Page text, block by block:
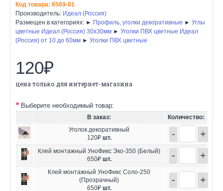
Код товара: 6569-01
Производитель: Идеал (Россия)
Размещен в категориях: ► Профиль, уголки декоративные ► Углы
цветные Идеал (Россия) 30х30мм ► Уголки ПВХ цветные Идеал
(Россия) от 10 до 60мм ► Уголки ПВХ цветные
120₽
цена только для интернет-магазина
Выберите необходимый товар:
В заказ:
Количество:
Уголок декоративный
120₽ шт. - +
Клей монтажный УноФикс Эко-350 (Белый)
650₽ шт. - +
Клей монтажный УноФикс Соло-250
(Прозрачный)
650₽ шт.
- +